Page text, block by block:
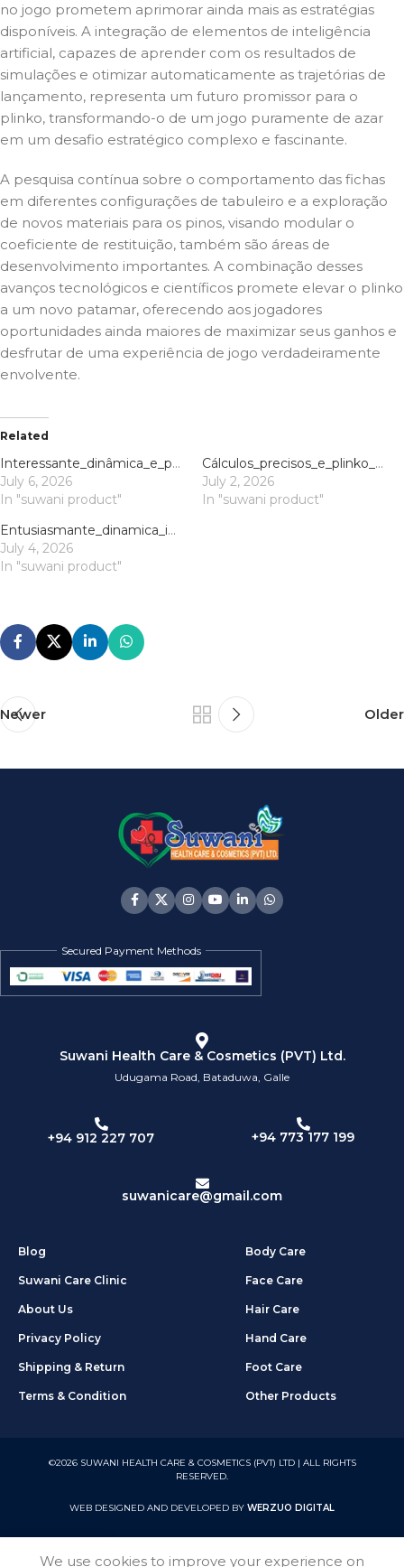
no jogo prometem aprimorar ainda mais as estratégias
disponíveis. A integração de elementos de inteligência
artificial, capazes de aprender com os resultados de
simulações e otimizar automaticamente as trajetórias de
lançamento, representa um futuro promissor para o
plinko, transformando-o de um jogo puramente de azar
em um desafio estratégico complexo e fascinante.
A pesquisa contínua sobre o comportamento das fichas
em diferentes configurações de tabuleiro e a exploração
de novos materiais para os pinos, visando modular o
coeficiente de restituição, também são áreas de
desenvolvimento importantes. A combinação desses
avanços tecnológicos e científicos promete elevar o plinko
a um novo patamar, oferecendo aos jogadores
oportunidades ainda maiores de maximizar seus ganhos e
desfrutar de uma experiência de jogo verdadeiramente
envolvente.
Related
Interessante_dinâmica_e_plinko_jogo_para_entender_a_probabilidade_e_diversão_g
July 6, 2026
In "suwani product"
Cálculos_precisos_e_plinko_opiniões_mostram_como_maximizar_seus_ganhos_potenci
July 2, 2026
In "suwani product"
Entusiasmante_dinamica_intorno_al_plinko_per_comprendere_ogni_possibile_risultat
July 4, 2026
In "suwani product"
Newer Older
Secured Payment Methods
Suwani Health Care & Cosmetics (PVT) Ltd.
Udugama Road, Bataduwa, Galle
+94 912 227 707 +94 773 177 199
suwanicare@gmail.com
Blog
Suwani Care Clinic
About Us
Privacy Policy
Shipping & Return
Terms & Condition
Body Care
Face Care
Hair Care
Hand Care
Foot Care
Other Products
©2026 SUWANI HEALTH CARE & COSMETICS (PVT) LTD | ALL RIGHTS
RESERVED.
WEB DESIGNED AND DEVELOPED BY WERZUO DIGITAL
We use cookies to improve your experience on